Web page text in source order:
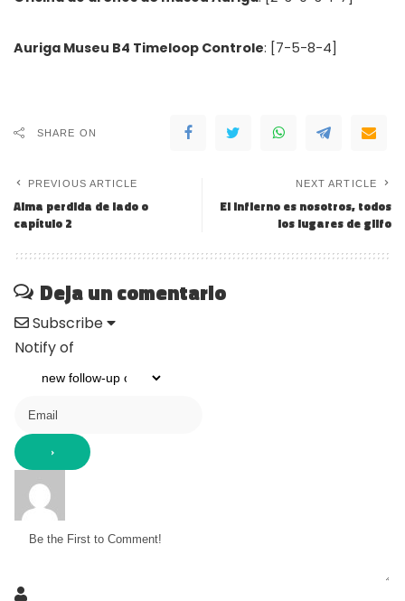
Auriga Museu B4 Timeloop Controle: [7-5-8-4]
SHARE ON
PREVIOUS ARTICLE
Alma perdida de lado o
capítulo 2
NEXT ARTICLE
El infierno es nosotros, todos
los lugares de glifo
Deja un comentario
Subscribe
Notify of